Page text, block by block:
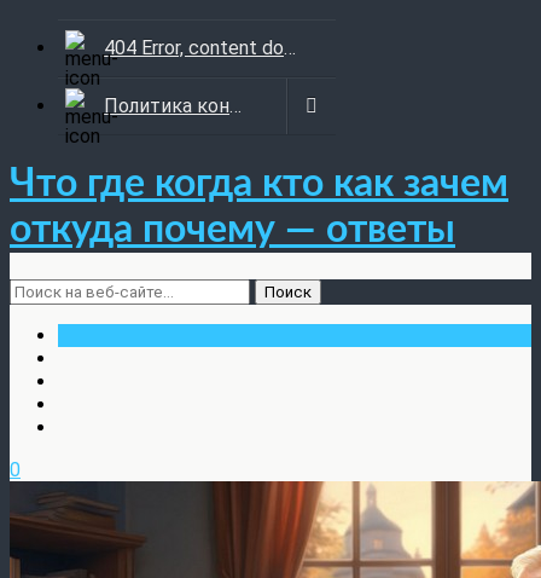
404 Error, content does not exist anymore
Политика конфиденциальности
Что где когда кто как зачем
откуда почему — ответы
0